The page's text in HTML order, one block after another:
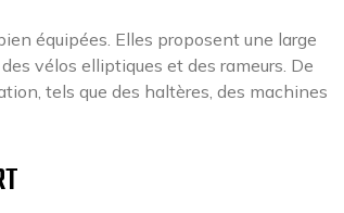
équipées. Elles proposent une large
vélos elliptiques et des rameurs. De
tels que des haltères, des machines